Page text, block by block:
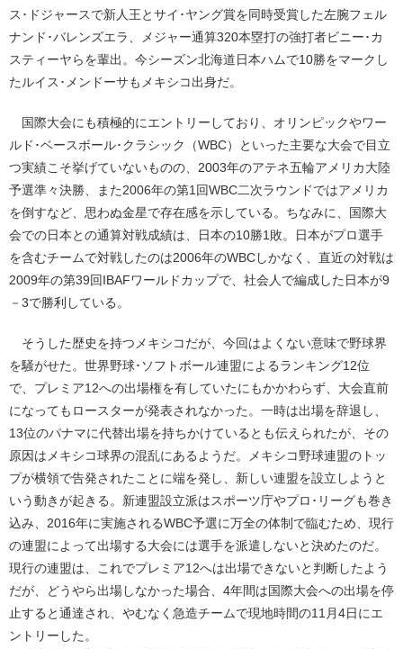
ス･ドジャースで新人王とサイ･ヤング賞を同時受賞した左腕フェル
ナンド･バレンズエラ、メジャー通算320本塁打の強打者ビニー･カ
スティーヤらを輩出。今シーズン北海道日本ハムで10勝をマークし
たルイス･メンドーサもメキシコ出身だ。
国際大会にも積極的にエントリーしており、オリンピックやワー
ルド･ベースボール･クラシック（WBC）といった主要な大会で目立
つ実績こそ挙げていないものの、2003年のアテネ五輪アメリカ大陸
予選準々決勝、また2006年の第1回WBC二次ラウンドではアメリカ
を倒すなど、思わぬ金星で存在感を示している。ちなみに、国際大
会での日本との通算対戦成績は、日本の10勝1敗。日本がプロ選手
を含むチームで対戦したのは2006年のWBCしかなく、直近の対戦は
2009年の第39回IBAFワールドカップで、社会人で編成した日本が9
－3で勝利している。
そうした歴史を持つメキシコだが、今回はよくない意味で野球界
を騒がせた。世界野球･ソフトボール連盟によるランキング12位
で、プレミア12への出場権を有していたにもかかわらず、大会直前
になってもロースターが発表されなかった。一時は出場を辞退し、
13位のパナマに代替出場を持ちかけているとも伝えられたが、その
原因はメキシコ球界の混乱にあるようだ。メキシコ野球連盟のトッ
プが横領で告発されたことに端を発し、新しい連盟を設立しようと
いう動きが起きる。新連盟設立派はスポーツ庁やプロ･リーグも巻き
込み、2016年に実施されるWBC予選に万全の体制で臨むため、現行
の連盟によって出場する大会には選手を派遣しないと決めたのだ。
現行の連盟は、これでプレミア12へは出場できないと判断したよう
だが、どうやら出場しなかった場合、4年間は国際大会への出場を停
止すると通達され、やむなく急造チームで現地時間の11月4日にエ
ントリーした。